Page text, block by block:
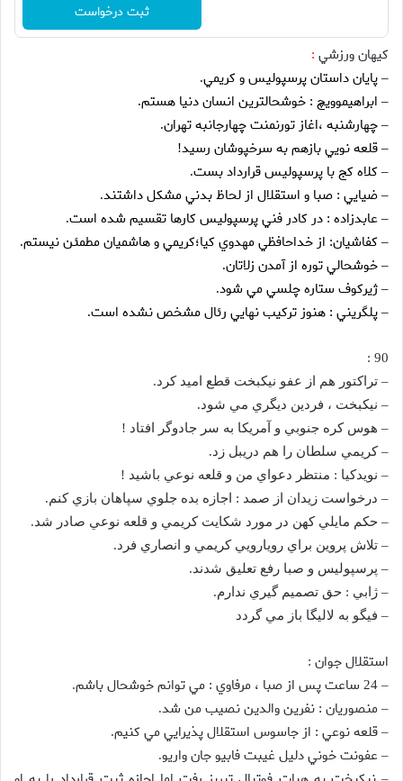
ثبت درخواست
کيهان ورزشي :
– پايان داستان پرسپوليس و كريمي.
– ابراهيموويچ : خوشحالترين انسان دنيا هستم.
– چهارشنبه ،اغاز تورنمنت چهارجانبه تهران.
– قلعه نويي بازهم به سرخپوشان رسيد!
– كلاه كج با پرسپوليس قرارداد بست.
– ضيايي : صبا و استقلال از لحاظ بدني مشكل داشتند.
– عابدزاده : در كادر فني پرسپوليس كارها تقسيم شده است.
– كفاشيان: از خداحافظي مهدوي كيا؛كريمي و هاشميان مطمئن نيستم.
– خوشحالي توره از آمدن زلاتان.
– ژيركوف ستاره چلسي مي شود.
– پلگريني : هنوز تركيب نهايي رئال مشخص نشده است.
90 :
– تراكتور هم از عفو نيكبخت قطع اميد كرد.
– نيكبخت ، فردين ديگري مي شود.
– هوس كره جنوبي و آمريكا به سر جادوگر افتاد !
– كريمي سلطان را هم دريبل زد.
– نويدكيا : منتظر دعواي من و قلعه نوعي باشيد !
– درخواست زيدان از صمد : اجازه بده جلوي سپاهان بازي كنم.
– حكم مايلي كهن در مورد شكايت كريمي و قلعه نوعي صادر شد.
– تلاش پروين براي رويارويي كريمي و انصاري فرد.
– پرسپوليس و صبا رفع تعليق شدند.
– ژابي : حق تصميم گيري ندارم.
– فيگو به لاليگا باز مي گردد
استقلال جوان :
– 24
ساعت پس از صبا ، مرفاوي : مي توانم خوشحال باشم.
– منصوريان : نفرين والدين نصيب من شد.
– قلعه نوعي : از جاسوس استقلال پذيرايي مي كنيم.
– عفونت خوني دليل غيبت فابيو جان واريو.